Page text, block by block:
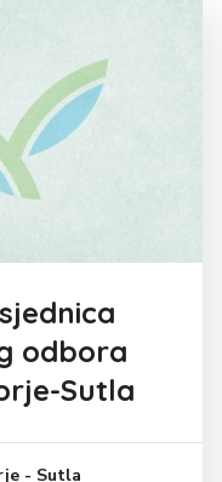
odbora
Sutla
- Sutla